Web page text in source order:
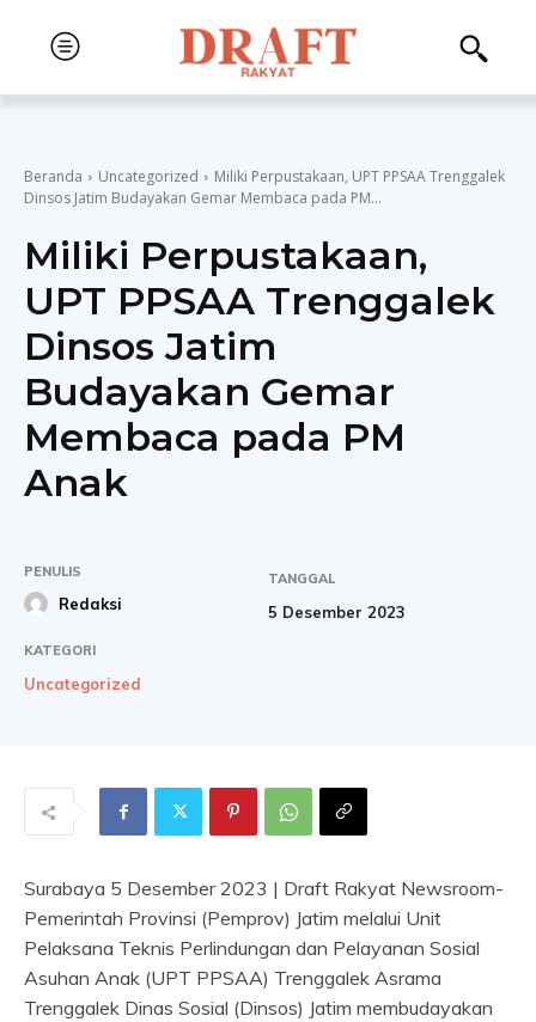
Beranda Uncategorized
Miliki Perpustakaan, UPT PPSAA Trenggalek
Dinsos Jatim Budayakan Gemar Membaca pada PM...
Miliki Perpustakaan,
UPT PPSAA Trenggalek
Dinsos Jatim
Budayakan Gemar
Membaca pada PM
Anak
PENULIS
Redaksi
TANGGAL
5 Desember 2023
KATEGORI
Uncategorized
Surabaya 5 Desember 2023 | Draft Rakyat Newsroom-
Pemerintah Provinsi (Pemprov) Jatim melalui Unit
Pelaksana Teknis Perlindungan dan Pelayanan Sosial
Asuhan Anak (UPT PPSAA) Trenggalek Asrama
Trenggalek Dinas Sosial (Dinsos) Jatim membudayakan